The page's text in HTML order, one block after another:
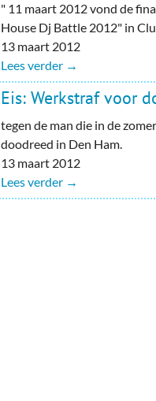
" 11 maart 2012 vond de
House Dj Battle 2012" in
13 maart 2012
Lees verder →
Eis: Werkstraf voor
tegen de man die in de
doodreed in Den Ham.
13 maart 2012
Lees verder →